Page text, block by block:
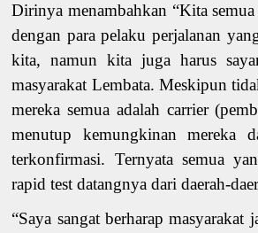
Dirinya menambahkan “Kita
dengan parapelaku perjalanan
kita, namunkita juga harus
masyarakat Lembata. Meskipun
merekasemua adalah carrier
menutup kemungkinan mereka
terkonfirmasi. Ternyata semua
rapid test datangnya dari daerah-
“Saya sangat berharap masyarakat